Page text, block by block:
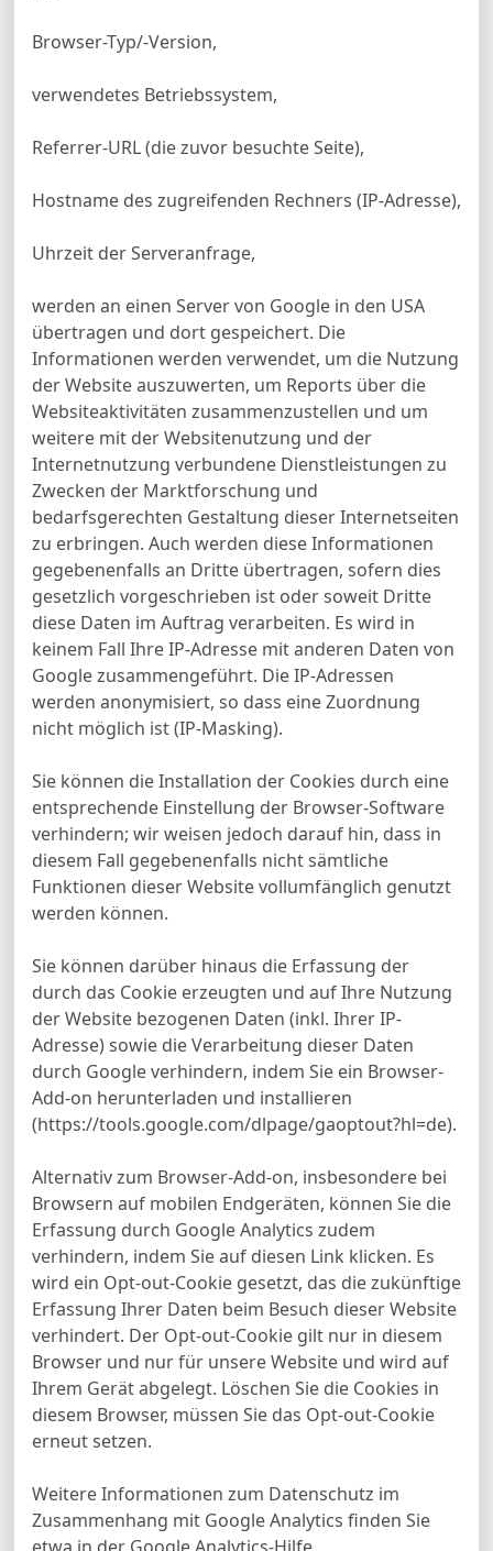
Browser-Typ/-Version,
verwendetes Betriebssystem,
Referrer-URL (die zuvor besuchte Seite),
Hostname des zugreifenden Rechners (IP-Adresse),
Uhrzeit der Serveranfrage,
werden an einen Server von Google in den USA
übertragen und dort gespeichert. Die
Informationen werden verwendet, um die Nutzung
der Website auszuwerten, um Reports über die
Websiteaktivitäten zusammenzustellen und um
weitere mit der Websitenutzung und der
Internetnutzung verbundene Dienstleistungen zu
Zwecken der Marktforschung und
bedarfsgerechten Gestaltung dieser Internetseiten
zu erbringen. Auch werden diese Informationen
gegebenenfalls an Dritte übertragen, sofern dies
gesetzlich vorgeschrieben ist oder soweit Dritte
diese Daten im Auftrag verarbeiten. Es wird in
keinem Fall Ihre IP-Adresse mit anderen Daten von
Google zusammengeführt. Die IP-Adressen
werden anonymisiert, so dass eine Zuordnung
nicht möglich ist (IP-Masking).
Sie können die Installation der Cookies durch eine
entsprechende Einstellung der Browser-Software
verhindern; wir weisen jedoch darauf hin, dass in
diesem Fall gegebenenfalls nicht sämtliche
Funktionen dieser Website vollumfänglich genutzt
werden können.
Sie können darüber hinaus die Erfassung der
durch das Cookie erzeugten und auf Ihre Nutzung
der Website bezogenen Daten (inkl. Ihrer IP-
Adresse) sowie die Verarbeitung dieser Daten
durch Google verhindern, indem Sie ein Browser-
Add-on herunterladen und installieren
(https://tools.google.com/dlpage/gaoptout?hl=de).
Alternativ zum Browser-Add-on, insbesondere bei
Browsern auf mobilen Endgeräten, können Sie die
Erfassung durch Google Analytics zudem
verhindern, indem Sie auf diesen Link klicken. Es
wird ein Opt-out-Cookie gesetzt, das die zukünftige
Erfassung Ihrer Daten beim Besuch dieser Website
verhindert. Der Opt-out-Cookie gilt nur in diesem
Browser und nur für unsere Website und wird auf
Ihrem Gerät abgelegt. Löschen Sie die Cookies in
diesem Browser, müssen Sie das Opt-out-Cookie
erneut setzen.
Weitere Informationen zum Datenschutz im
Zusammenhang mit Google Analytics finden Sie